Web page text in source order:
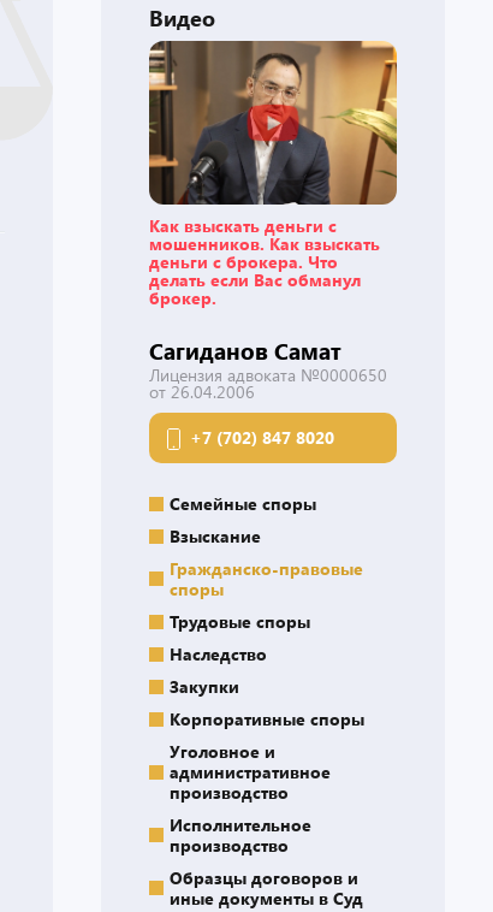
Видео
Как взыскать деньги с
мошенников. Как взыскать
деньги с брокера. Что
делать если Вас обманул
брокер.
Сагиданов Самат
Лицензия адвоката №0000650
от 26.04.2006
+7 (702) 847 8020
Семейные споры
Взыскание
Гражданско-правовые
споры
Трудовые споры
Наследство
Закупки
Корпоративные споры
Уголовное и
административное
производство
Исполнительное
производство
Образцы договоров и
иные документы в Суд